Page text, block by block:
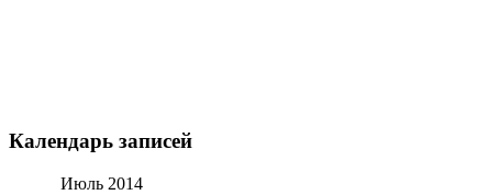
Календарь записей
Июль 2014